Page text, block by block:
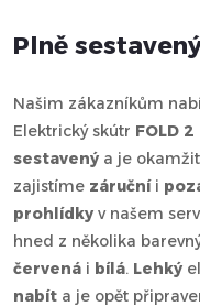
Plně
Našim zákazníkům
Elektrický skútr FOLD
sestavený a je
zajistíme záručníi
prohlídky v našem
hned z několika
červená i bílá. Lehký
nabít a je opět